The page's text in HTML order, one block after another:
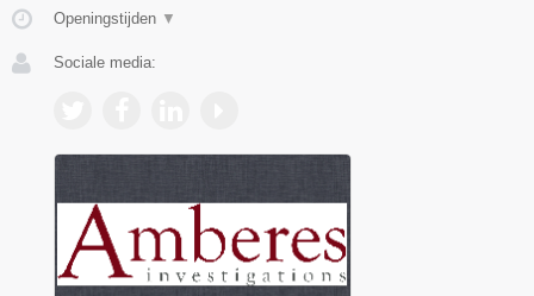
Openingstijden ▼
Sociale media: